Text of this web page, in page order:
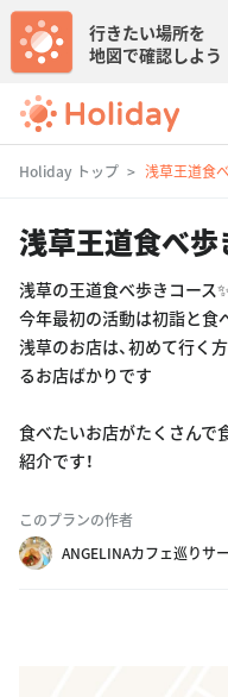
行きたい場所を
地図で確認しよう
Holiday トップ 浅草王道食
浅草王道食べ歩
浅草の王道食べ歩きコース
今年最初の活動は初詣と食
浅草のお店は、初めて行く
るお店ばかりです
食べたいお店がたくさんで
紹介です！
このプランの作者
ANGELINAカフェ巡りサ